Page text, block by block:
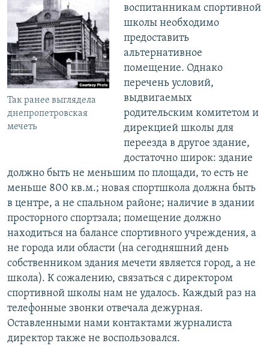
Так ранее выглядела
днепропетровская
мечеть
воспитанникам спортивной
школы необходимо
предоставить
альтернативное
помещение. Однако
перечень условий,
выдвигаемых
родительским комитетом и
дирекцией школы для
переезда в другое здание,
достаточно широк: здание
должно быть не меньшим по площади, то есть не
меньше 800 кв.м.; новая спортшкола должна быть
в центре, а не спальном районе; наличие в здании
просторного спортзала; помещение должно
находиться на балансе спортивного учреждения, а
не города или области (на сегодняшний день
собственником здания мечети является город, а не
школа). К сожалению, связаться с директором
спортивной школы нам не удалось. Каждый раз на
телефонные звонки отвечала дежурная.
Оставленными нами контактами журналиста
директор также не воспользовался.